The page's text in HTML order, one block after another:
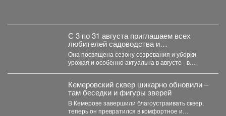
С 3 по 31 августа приглашаем всех
любителей садоводства и
огородничества в библиотеку
«Молодежная» на книжную выставку
«Ваш урожайный участок»!
Она посвящена сезону созревания и уборки
урожая и особенно актуальна в августе - в
Кемеровский сквер шикарно обновили –
там беседки и фигуры зверей
В Кемерове завершили благоустраивать сквер,
теперь он превратился в комфортное и